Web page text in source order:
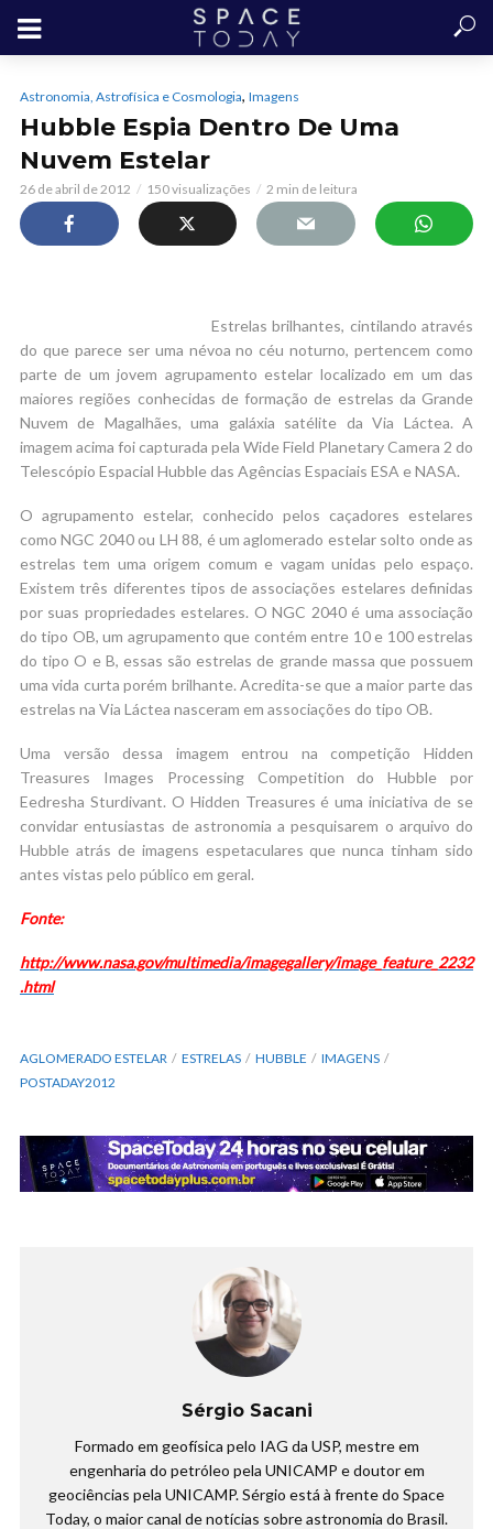
Astronomia, Astrofísica e Cosmologia, Imagens
Hubble Espia Dentro De Uma
Nuvem Estelar
26 de abril de 2012 150 visualizações 2 min de leitura
Estrelas brilhantes, cintilando através
do que parece ser uma névoa no céu noturno, pertencem como
parte de um jovem agrupamento estelar localizado em um das
maiores regiões conhecidas de formação de estrelas da Grande
Nuvem de Magalhães, uma galáxia satélite da Via Láctea. A
imagem acima foi capturada pela Wide Field Planetary Camera 2 do
Telescópio Espacial Hubble das Agências Espaciais ESA e NASA.
O agrupamento estelar, conhecido pelos caçadores estelares
como NGC 2040 ou LH 88, é um aglomerado estelar solto onde as
estrelas tem uma origem comum e vagam unidas pelo espaço.
Existem três diferentes tipos de associações estelares definidas
por suas propriedades estelares. O NGC 2040 é uma associação
do tipo OB, um agrupamento que contém entre 10 e 100 estrelas
do tipo O e B, essas são estrelas de grande massa que possuem
uma vida curta porém brilhante. Acredita-se que a maior parte das
estrelas na Via Láctea nasceram em associações do tipo OB.
Uma versão dessa imagem entrou na competição Hidden
Treasures Images Processing Competition do Hubble por
Eedresha Sturdivant. O Hidden Treasures é uma iniciativa de se
convidar entusiastas de astronomia a pesquisarem o arquivo do
Hubble atrás de imagens espetaculares que nunca tinham sido
antes vistas pelo público em geral.
Fonte:
http://www.nasa.gov/multimedia/imagegallery/image_feature_2232
.html
AGLOMERADO ESTELAR ESTRELAS HUBBLE
IMAGENS
POSTADAY2012
Sérgio Sacani
Formado em geofísica pelo IAG da USP, mestre em
engenharia do petróleo pela UNICAMP e doutor em
geociências pela UNICAMP. Sérgio está à frente do Space
Today, o maior canal de notícias sobre astronomia do Brasil.